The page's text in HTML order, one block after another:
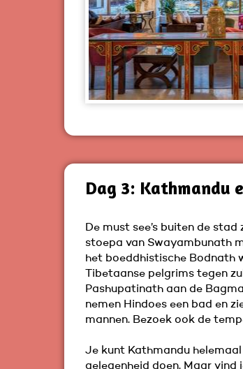
Dag 3: Kathmandu
De must see’s buiten de
stoepa van Swayambunath
het boeddhistische Bodnath
Tibetaanse pelgrims tegen
Pashupatinath aan de
nemen Hindoes een bad en
mannen. Bezoek ook de
Je kunt Kathmandu
gelegenheid doen. Maar vind